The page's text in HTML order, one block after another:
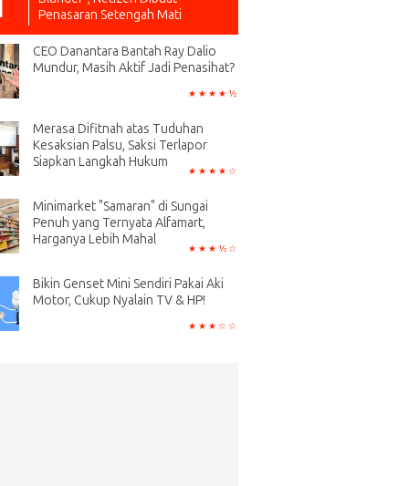
Penasaran Setengah Mati
CEO Danantara Bantah Ray Dalio
Mundur, Masih Aktif Jadi Penasihat?
Merasa Difitnah atas Tuduhan
Kesaksian Palsu, Saksi Terlapor
Siapkan Langkah Hukum
Minimarket "Samaran" di Sungai
Penuh yang Ternyata Alfamart,
Harganya Lebih Mahal
Bikin Genset Mini Sendiri Pakai Aki
Motor, Cukup Nyalain TV & HP!